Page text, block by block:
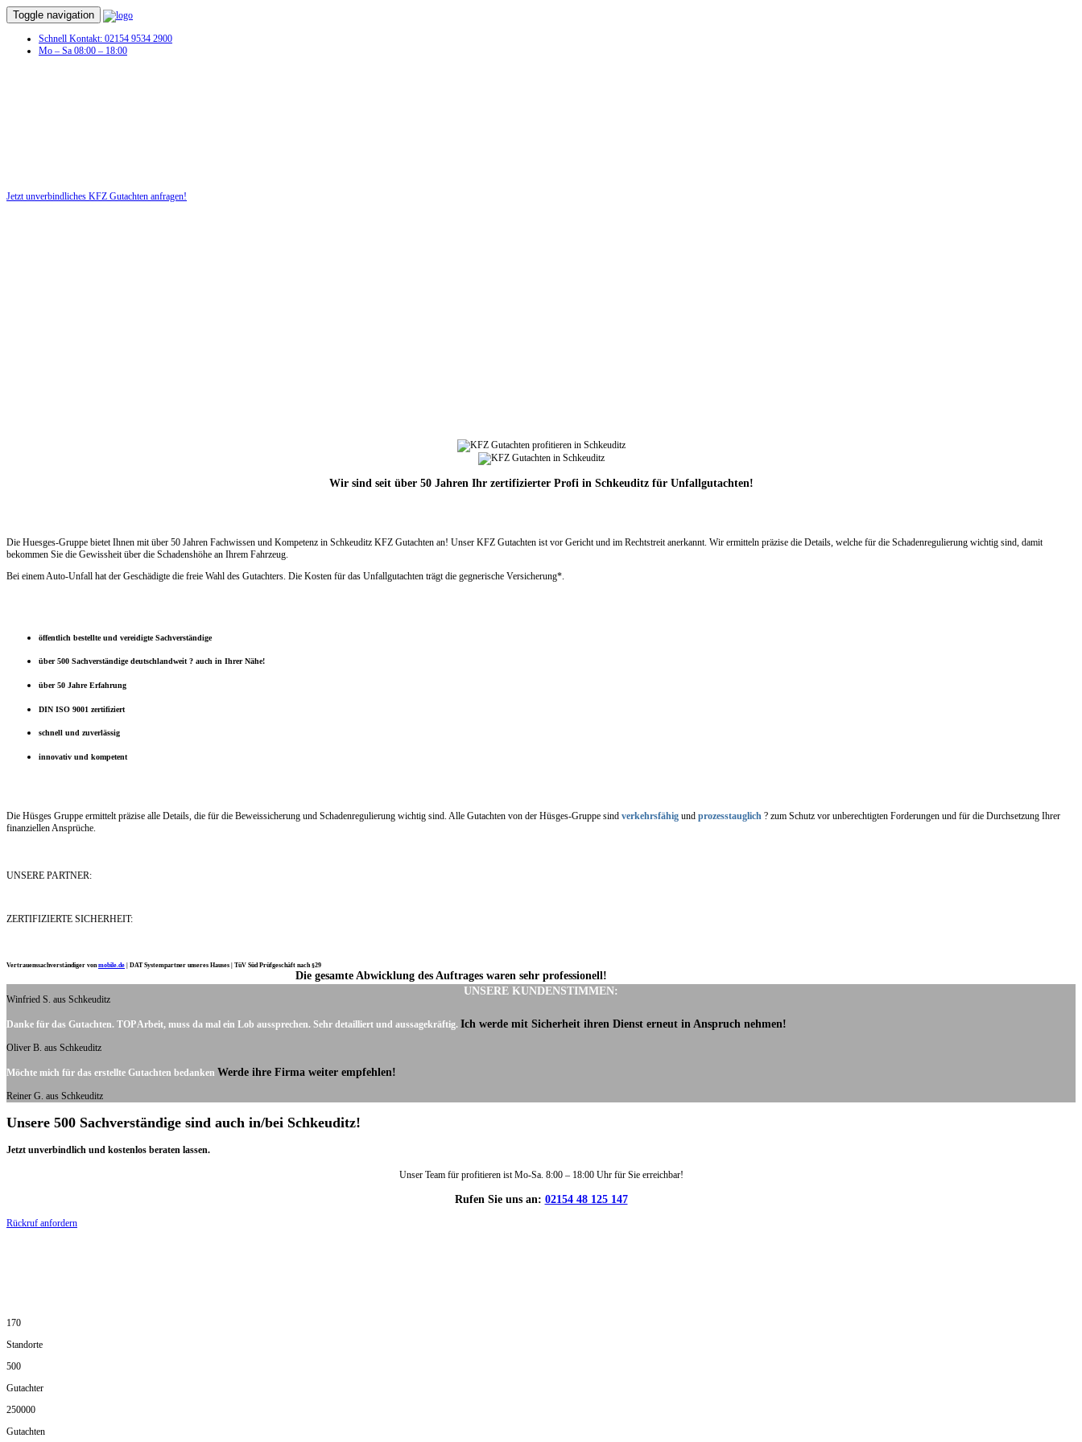
Toggle navigation
Schnell Kontakt: 02154 9534 2900
Mo – Sa 08:00 – 18:00
Jetzt unverbindliches KFZ Gutachten anfragen!
Wir sind seit über 50 Jahren Ihr zertifizierter Profi in Schkeuditz für Unfallgutachten!
Die Huesges-Gruppe bietet Ihnen mit über 50 Jahren Fachwissen und Kompetenz in Schkeuditz KFZ Gutachten an! Unser KFZ Gutachten ist vor Gericht und im Rechtstreit anerkannt. Wir ermitteln präzise die Details, welche für die Schadenregulierung wichtig sind, damit
bekommen Sie die Gewissheit über die Schadenshöhe an Ihrem Fahrzeug.
Bei einem Auto-Unfall hat der Geschädigte die freie Wahl des Gutachters. Die Kosten für das Unfallgutachten trägt die gegnerische Versicherung*.
öffentlich bestellte und vereidigte Sachverständige
über 500 Sachverständige deutschlandweit ? auch in Ihrer Nähe!
über 50 Jahre Erfahrung
DIN ISO 9001 zertifiziert
schnell und zuverlässig
innovativ und kompetent
Die Hüsges Gruppe ermittelt präzise alle Details, die für die Beweissicherung und Schadenregulierung wichtig sind. Alle Gutachten von der Hüsges-Gruppe sind verkehrsfähig und prozesstauglich ? zum Schutz vor unberechtigten Forderungen und für die Durchsetzung Ihrer
finanziellen Ansprüche.
UNSERE PARTNER:
ZERTIFIZIERTE SICHERHEIT:
Vertrauenssachverständiger vonmobile.de DAT Systempartner unseres Hauses | TüV Süd Prüfgeschäft nach §29
UNSERE KUNDENSTIMMEN:
Die gesamte Abwicklung des Auftrages waren sehr professionell!
Winfried S. aus Schkeuditz
Danke für das Gutachten. TOP Arbeit, muss da mal ein Lob aussprechen. Sehr detailliert und aussagekräftig. Ich werde mit Sicherheit ihren Dienst erneut in Anspruch nehmen!
Oliver B. aus Schkeuditz
Möchte mich für das erstellte Gutachten bedanken Werde ihre Firma weiter empfehlen!
Reiner G. aus Schkeuditz
Unsere 500 Sachverständige sind auch in/bei Schkeuditz!
Jetzt unverbindlich und kostenlos beraten lassen.
Unser Team für profitieren ist Mo-Sa. 8:00 – 18:00 Uhr für Sie erreichbar!
Rufen Sie uns an: 02154 48 125 147
Rückruf anfordern
170
Standorte
500
Gutachter
250000
Gutachten